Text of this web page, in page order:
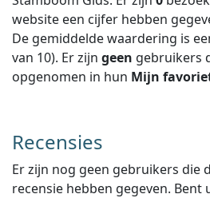
website een cijfer hebben
De gemiddelde waardering is
van 10). Er zijn geen gebruikers
opgenomen in hun Mijn
Recensies
Er zijn nog geen gebruikers die
recensie hebben gegeven. Bent